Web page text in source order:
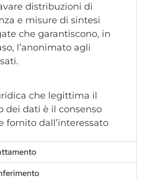
distribuzioni di
e misure di sintesi
che garantiscono, in
l’anonimato agli
che legittima il
dei dati è il consenso
fornito dall’interessato